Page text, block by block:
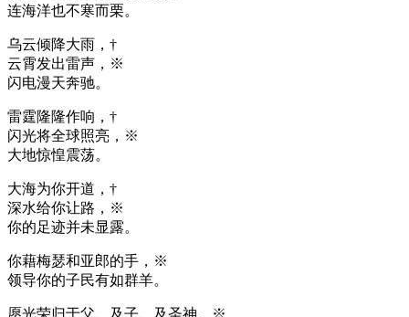
连海洋也不寒而栗。
乌云倾降大雨，†
云霄发出雷声，※
闪电漫天奔驰。
雷霆隆隆作响，†
闪光将全球照亮，※
大地惊惶震荡。
大海为你开道，†
深水给你让路，※
你的足迹并未显露。
你藉梅瑟和亚郎的手，※
领导你的子民有如群羊。
愿光荣归于父、及子、及圣神。※